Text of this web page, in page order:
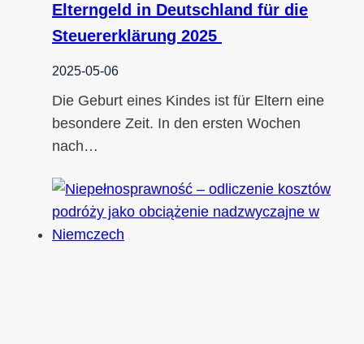
Elterngeld in Deutschland für die
Steuererklärung 2025
2025-05-06
Die Geburt eines Kindes ist für Eltern eine
besondere Zeit. In den ersten Wochen
nach…